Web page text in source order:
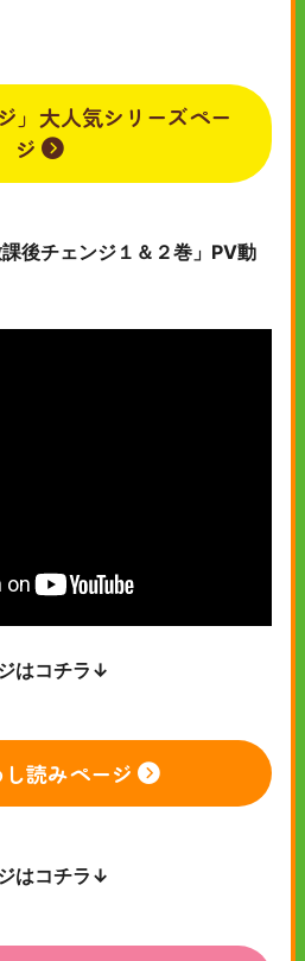
」大人気シリーズペー
ジ
後チェンジ１＆２巻」PV動
はコチラ↓
し読みページ
はコチラ↓